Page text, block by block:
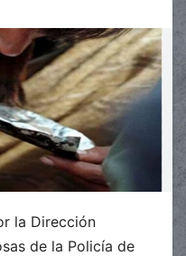
la Dirección
de la Policía de